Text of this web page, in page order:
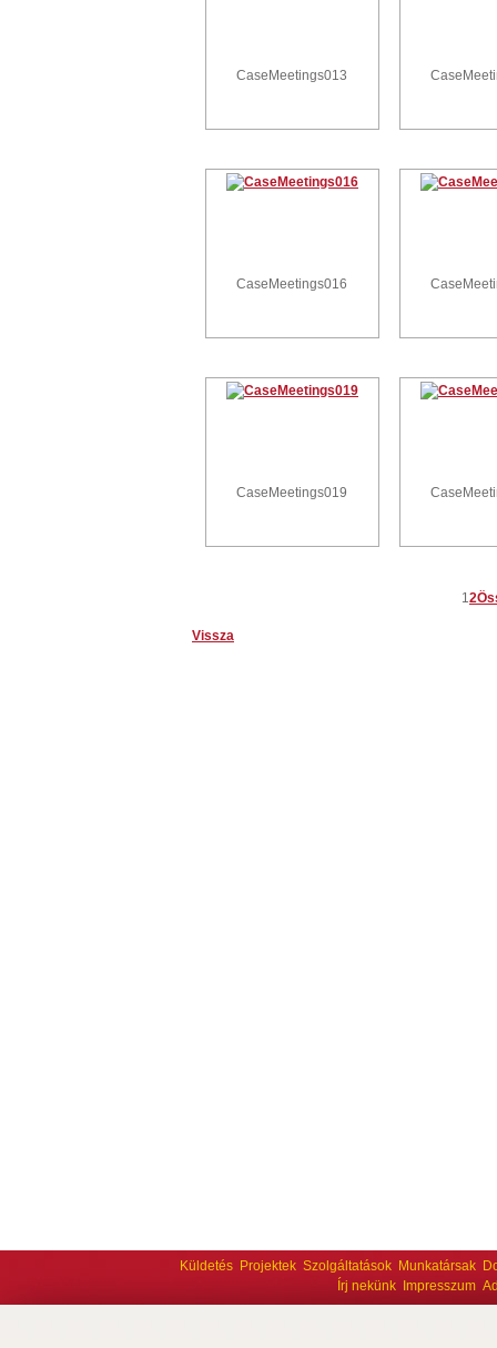
CaseMeetings013
CaseMeetings016
CaseMeetings019
12
Vissza
Küldetés Projektek Szolgáltatások Munkatársak
Írj nekünk
Impresszum